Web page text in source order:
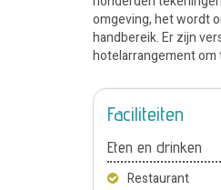
omgeving, het wordt
handbereik. Er zijn
hotelarrangement om
Faciliteiten
Eten en drinken
Restaurant